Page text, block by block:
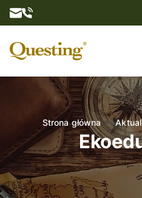
O
Strona główna